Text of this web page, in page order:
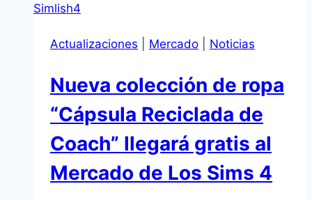
llega
23
julio
con
retrofuturista
Actualizaciones Mercado Noticias
Nueva colección de ropa
“Cápsula Reciclada de
Coach” llegará gratis al
Mercado de Los Sims 4